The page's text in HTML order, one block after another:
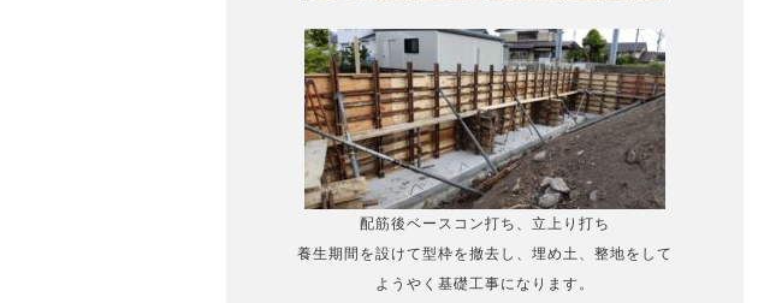
配筋後ベースコン打ち、立上り打ち
養生期間を設けて型枠を撤去し、埋め土、整地をして
ようやく基礎工事になります。